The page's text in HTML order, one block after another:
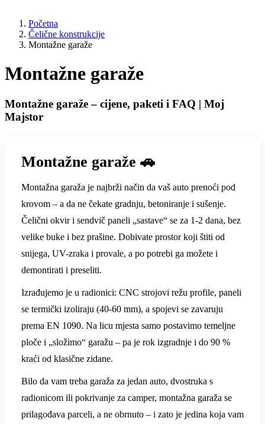
Početna
Čelične konstrukcije
Montažne garaže
Montažne garaže
Montažne garaže – cijene, paketi i FAQ | Moj
Majstor
Montažne garaže 🚗
Montažna garaža je najbrži način da vaš auto prenoći pod
krovom – a da ne čekate gradnju, betoniranje i sušenje.
Čelični okvir i sendvič paneli „sastave“ se za 1-2 dana, bez
velike buke i bez prašine. Dobivate prostor koji štiti od
snijega, UV-zraka i provale, a po potrebi ga možete i
demontirati i preseliti.
Izrađujemo je u radionici: CNC strojovi režu profile, paneli
se termički izoliraju (40-60 mm), a spojevi se zavaruju
prema EN 1090. Na licu mjesta samo postavimo temeljne
ploče i „složimo“ garažu – pa je rok izgradnje i do 90 %
kraći od klasične zidane.
Bilo da vam treba garaža za jedan auto, dvostruka s
radionicom ili pokrivanje za camper, montažna garaža se
prilagođava parceli, a ne obrnuto – i zato je jedina koja vam